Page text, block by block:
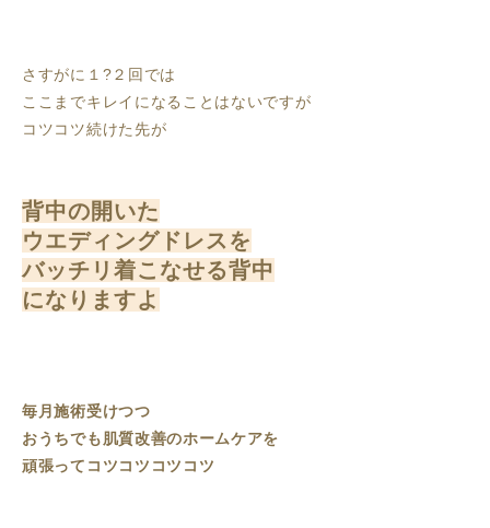
さすがに１?２回では
ここまでキレイになることはないですが
コツコツ続けた先が
背中の開いた
ウエディングドレスを
バッチリ着こなせる背中
になりますよ
毎月施術受けつつ
おうちでも肌質改善のホームケアを
頑張ってコツコツコツコツ